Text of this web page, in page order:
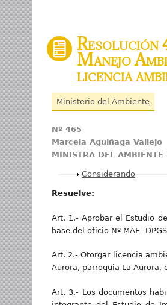
Resolución
Manejo
licencia
Ministerio del Ambiente
Nº 465
Marcela Aguiñaga Vallejo
MINISTRA DEL AMBIENTE
Mostrar
Considerando
Resuelve:
Art. 1.- Aprobar el Estudio
base del oficio Nº MAE-
Art. 2.- Otorgar licencia
Aurora, parroquia La Aurora,
Art. 3.- Los documentos